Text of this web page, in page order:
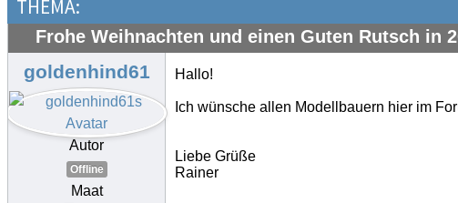
THEMA:
Frohe Weihnachten und einen Guten Rutsch in
goldenhind61
Autor
Offline
Maat
Hallo!
Ich wünsche allen Modellbauern hier im
Liebe Grüße
Rainer